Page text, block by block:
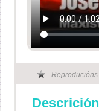
Reproducións
Descrición